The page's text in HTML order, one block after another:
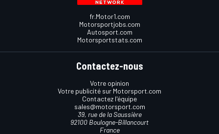
fr.Motor1.com
Motorsportjobs.com
Autosport.com
Motorsportstats.com
Contactez-nous
Votre opinion
Votre publicité sur Motorsport.com
Contactez l'équipe
sales@motorsport.com
39, rue de la Saussière
92100 Boulogne-Billancourt
France